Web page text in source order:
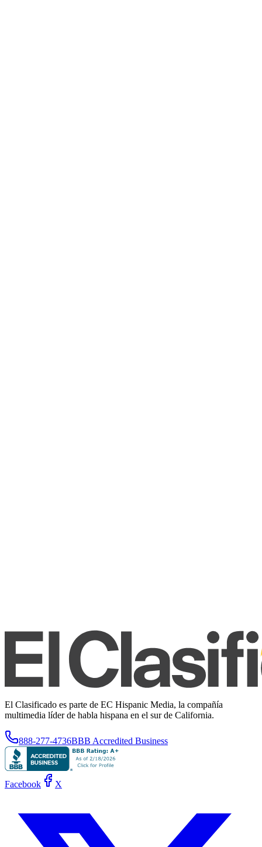
El Clasificado es parte de EC Hispanic Media, la compañía
multimedia líder de habla hispana en el sur de California.
888-277-4736BBB Accredited Business
Facebook X